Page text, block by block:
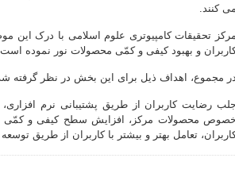
می کنند.
مرکز تحقیقات کامپیوتری علوم اسلامی با درک این
و بهبود کیفی و کمّی محصولات نور نموده
در مجموع، اهداف ذیل برای این بخش در نظر گرفته
جلب رضایت کاربران از طریق پشتیبانی نرم
خصوص محصولات مرکز، افزایش سطح کیفی و کمّی
تعامل بهتر و بیشتر با کاربران از طریق